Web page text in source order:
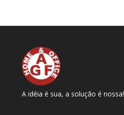
A idéia é sua, a solução é nossa!